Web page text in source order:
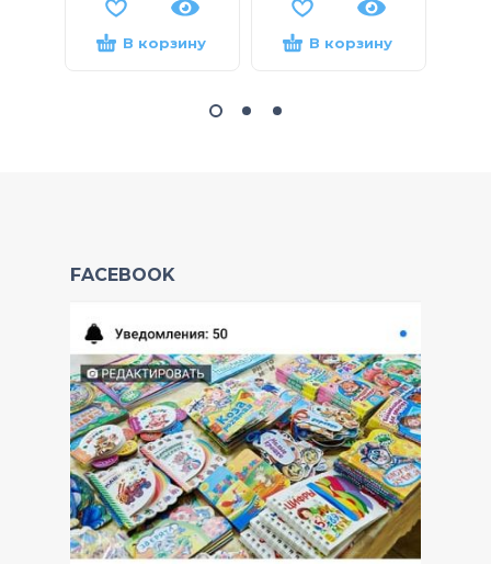
В корзину В корзину
FACEBOOK